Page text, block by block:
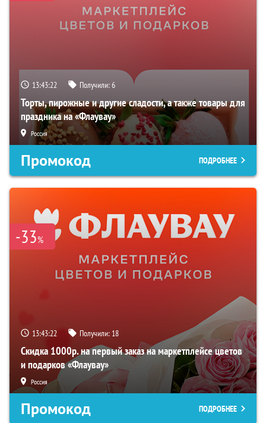
13:43:21 Получили:6
Торты, пирожные и другие сладости, а также товары для
праздника на «Флаувау»
Россия
Промокод ПОДРОБНЕЕ
-33%
13:43:21 Получили: 18
Скидка 1000р. на первый заказ на маркетплейсе цветов
и подарков «Флаувау»
Россия
Промокод ПОДРОБНЕЕ